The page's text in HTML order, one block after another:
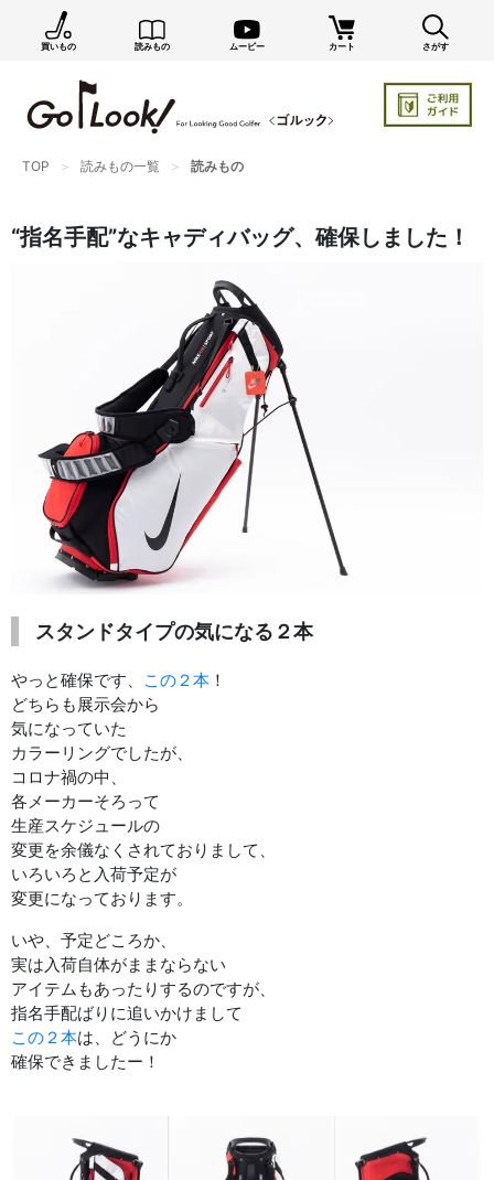
買いもの 読みもの ムービー カート さがす
TOP 読みもの一覧 読みもの
“指名手配”なキャディバッグ、確保しました！
スタンドタイプの気になる２本
やっと確保です、 この２本 ！
どちらも展示会から
気になっていた
カラーリングでしたが、
コロナ禍の中、
各メーカーそろって
生産スケジュールの
変更を余儀なくされておりまして、
いろいろと入荷予定が
変更になっております。
いや、予定どころか、
実は入荷自体がままならない
アイテムもあったりするのですが、
指名手配ばりに追いかけまして
この２本は、どうにか
確保できましたー！
新商品情報や編集部のオススメ、オトクな情報・買い
忘れ通知等を受信できます。
まだご登録でない方はぜひ！
店長ジャック厳選の新作商品情報をいち早くお届け（メルマガ）
カートに残っている商品のお知らせ（買い忘れ通知）
お知らせを受け取る
いつでもメール内のリンクから配信停止できます